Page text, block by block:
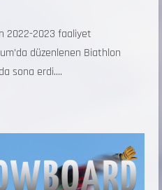
2022-2023 faaliyet
düzenlenen Biathlon
sona erdi....